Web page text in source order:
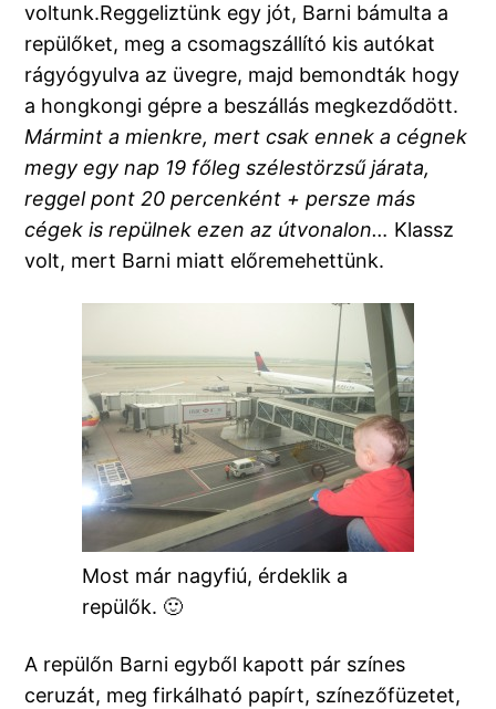
voltunk.Reggeliztünk egy jót, Barni bámulta a
repülőket, meg a csomagszállító kis autókat
rágyógyulva az üvegre, majd bemondták hogy
a hongkongi gépre a beszállás megkezdődött.
Mármint a mienkre, mert csak ennek a cégnek
megy egy nap 19 főleg szélestörzsű járata,
reggel pont 20 percenként + persze más
cégek is repülnek ezen az útvonalon… Klassz
volt, mert Barni miatt előremehettünk.
Most már nagyfiú, érdeklik a
repülők. 🙂
A repülőn Barni egyből kapott pár színes
ceruzát, meg firkálható papírt, színezőfüzetet,